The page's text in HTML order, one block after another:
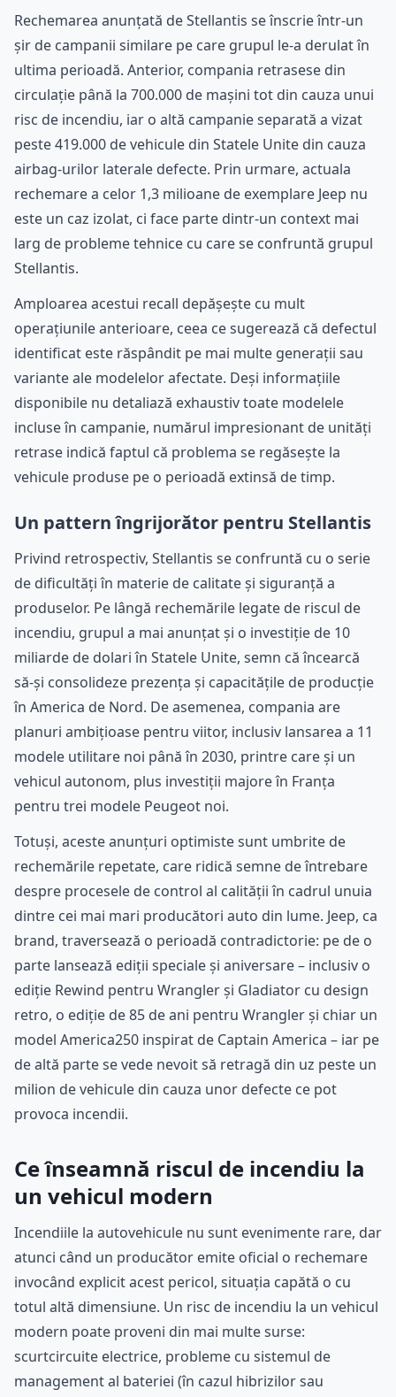
Rechemarea anunțată de Stellantis se înscrie într-un
șir de campanii similare pe care grupul le-a derulat în
ultima perioadă. Anterior, compania retrasese din
circulație până la 700.000 de mașini tot din cauza unui
risc de incendiu, iar o altă campanie separată a vizat
peste 419.000 de vehicule din Statele Unite din cauza
airbag-urilor laterale defecte. Prin urmare, actuala
rechemare a celor 1,3 milioane de exemplare Jeep nu
este un caz izolat, ci face parte dintr-un context mai
larg de probleme tehnice cu care se confruntă grupul
Stellantis.
Amploarea acestui recall depășește cu mult
operațiunile anterioare, ceea ce sugerează că defectul
identificat este răspândit pe mai multe generații sau
variante ale modelelor afectate. Deși informațiile
disponibile nu detaliază exhaustiv toate modelele
incluse în campanie, numărul impresionant de unități
retrase indică faptul că problema se regăsește la
vehicule produse pe o perioadă extinsă de timp.
Un pattern îngrijorător pentru Stellantis
Privind retrospectiv, Stellantis se confruntă cu o serie
de dificultăți în materie de calitate și siguranță a
produselor. Pe lângă rechemările legate de riscul de
incendiu, grupul a mai anunțat și o investiție de 10
miliarde de dolari în Statele Unite, semn că încearcă
să-și consolideze prezența și capacitățile de producție
în America de Nord. De asemenea, compania are
planuri ambițioase pentru viitor, inclusiv lansarea a 11
modele utilitare noi până în 2030, printre care și un
vehicul autonom, plus investiții majore în Franța
pentru trei modele Peugeot noi.
Totuși, aceste anunțuri optimiste sunt umbrite de
rechemările repetate, care ridică semne de întrebare
despre procesele de control al calității în cadrul unuia
dintre cei mai mari producători auto din lume. Jeep, ca
brand, traversează o perioadă contradictorie: pe de o
parte lansează ediții speciale și aniversare – inclusiv o
ediție Rewind pentru Wrangler și Gladiator cu design
retro, o ediție de 85 de ani pentru Wrangler și chiar un
model America250 inspirat de Captain America – iar pe
de altă parte se vede nevoit să retragă din uz peste un
milion de vehicule din cauza unor defecte ce pot
provoca incendii.
Ce înseamnă riscul de incendiu la
un vehicul modern
Incendiile la autovehicule nu sunt evenimente rare, dar
atunci când un producător emite oficial o rechemare
invocând explicit acest pericol, situația capătă o cu
totul altă dimensiune. Un risc de incendiu la un vehicul
modern poate proveni din mai multe surse:
scurtcircuite electrice, probleme cu sistemul de
management al bateriei (în cazul hibrizilor sau